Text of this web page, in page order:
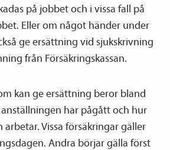
på jobbet och i vissa fall på
Eller om något händer under
ge ersättning vid sjukskrivning
från Försäkringskassan.
kan ge ersättning beror bland
har pågått och hur
Vissa försäkringar gäller
Andra börjar gälla först